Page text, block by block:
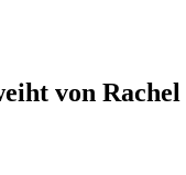
von Rachel